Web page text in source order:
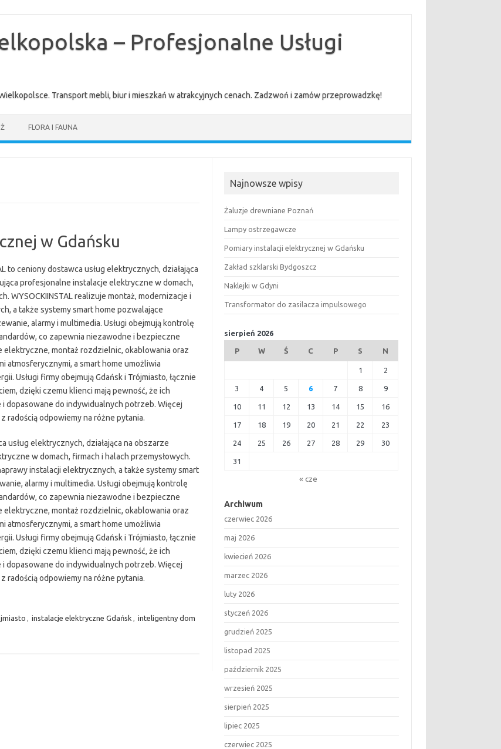
– Profesjonalne Usługi
Transport mebli, biur i mieszkań w atrakcyjnych cenach. Zadzwoń i zamów przeprowadzkę!
FLORA I FAUNA
w Gdańsku
to ceniony dostawca usług elektrycznych, działająca
profesjonalne instalacje elektryczne w domach,
WYSOCKIINSTAL realizuje montaż, modernizacje i
a także systemy smart home pozwalające
alarmy i multimedia. Usługi obejmują kontrolę
co zapewnia niezawodne i bezpieczne
montaż rozdzielnic, okablowania oraz
atmosferycznymi, a smart home umożliwia
Usługi firmy obejmują Gdańsk i Trójmiasto, łącznie
dzięki czemu klienci mają pewność, że ich
do indywidualnych potrzeb. Więcej
radością odpowiemy na różne pytania.
usług elektrycznych, działająca na obszarze
w domach, firmach i halach przemysłowych.
instalacji elektrycznych, a także systemy smart
alarmy i multimedia. Usługi obejmują kontrolę
co zapewnia niezawodne i bezpieczne
montaż rozdzielnic, okablowania oraz
atmosferycznymi, a smart home umożliwia
Usługi firmy obejmują Gdańsk i Trójmiasto, łącznie
dzięki czemu klienci mają pewność, że ich
do indywidualnych potrzeb. Więcej
radością odpowiemy na różne pytania.
, instalacje elektryczne Gdańsk , inteligentny dom
Najnowsze wpisy
Żaluzje drewniane Poznań
Lampy ostrzegawcze
Pomiary instalacji elektrycznej w Gdańsku
Zakład szklarski Bydgoszcz
Naklejki w Gdyni
Transformator do zasilacza impulsowego
sierpień 2026
P W Ś C P S N
1 2
3 4 5 6 7 8 9
10 11 12 13 14 15 16
17 18 19 20 21 22 23
24 25 26 27 28 29 30
31
« cze
Archiwum
czerwiec 2026
maj 2026
kwiecień 2026
marzec 2026
luty 2026
styczeń 2026
grudzień 2025
listopad 2025
październik 2025
wrzesień 2025
sierpień 2025
lipiec 2025
czerwiec 2025